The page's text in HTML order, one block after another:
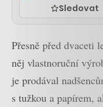
Sledovat
Přesně před dvaceti
něj vlastnoruční
je prodával
s tužkou a papírem,